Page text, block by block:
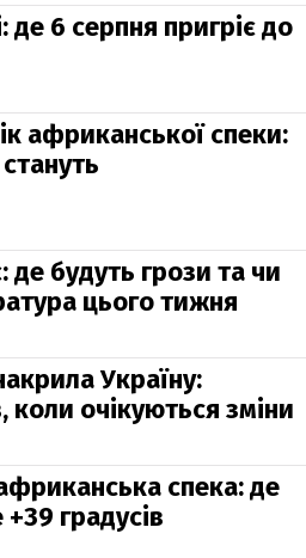
де 6 серпня пригріє до
африканської спеки:
де будуть грози та чи
цього тижня
Україну:
коли очікуються зміни
спека: де
градусів